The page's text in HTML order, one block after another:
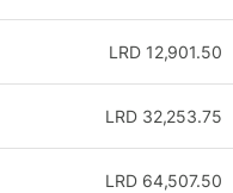
12,901.50
LRD
32,253.75
LRD
64,507.50
LRD